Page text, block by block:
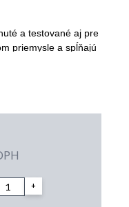
a testované aj pre
priemysle a spĺňajú
Sú teda vhodné
z kvalitnej
ergonomické
umývať v
+